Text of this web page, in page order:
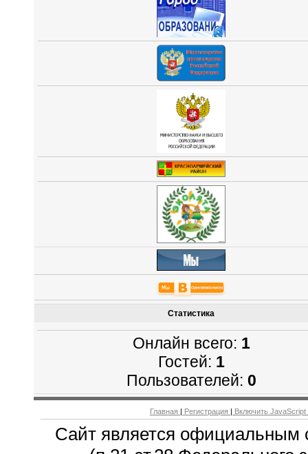
Статистика
Онлайн всего: 1
Гостей: 1
Пользователей: 0
Главная | Регистрация | Включить JavaScript
Сайт является официальным